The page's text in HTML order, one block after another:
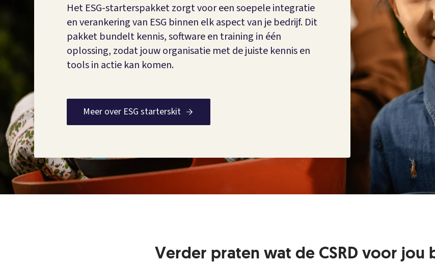
Het ESG-starterspakket zorgt voor een soepele integratie
en verankering van ESG binnen elk aspect van je bedrijf. Dit
pakket bundelt kennis, software en training in één
oplossing, zodat jouw organisatie met de juiste kennis en
tools in actie kan komen.
Meer over ESG starterskit
Verder praten wat de CSRD voor jou